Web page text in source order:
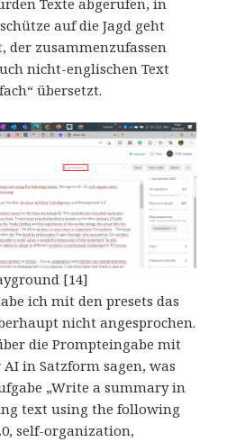
Texte abgerufen, in
auf die Jagd geht
der zusammenzufassen
nicht-englischen Text
übersetzt.
[14]
ich mit den presets das
nicht angesprochen.
die Prompteingabe mit
AI in Satzform sagen, was
„Write a summary in
text using the following
self-organization,